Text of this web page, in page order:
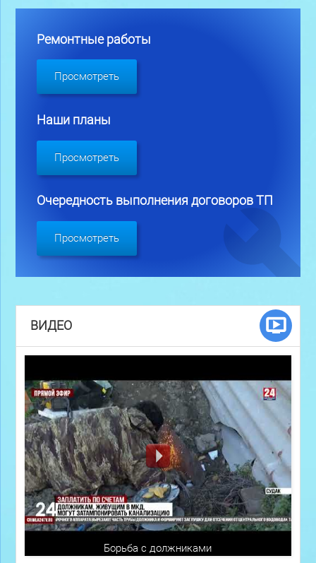
Ремонтные работы
Просмотреть
Наши планы
Просмотреть
Очередность выполнения договоров ТП
Просмотреть
ВИДЕО
Борьба с должниками